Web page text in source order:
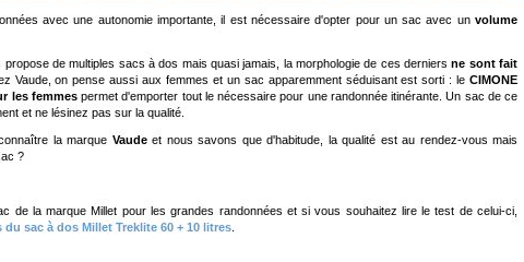
avec une autonomie importante, il est nécessaire d'opter pour un sac avec un volume
propose de multiples sacs à dos mais quasi jamais, la morphologie de ces derniersne sont fait
Vaude, on pense aussi aux femmes et un sac apparemment séduisant est sorti : le CIMONE
les femmespermet d'emporter tout le nécessaire pour une randonnée itinérante. Un sac de ce
et ne lésinez pas sur la qualité.
la marque Vaudeet nous savons que d'habitude, la qualité est au rendez-vous mais
?
de la marque Millet pour les grandes randonnées et si vous souhaitez lire le test de celui-ci,
du sac à dos Millet Treklite 60 + 10 litres